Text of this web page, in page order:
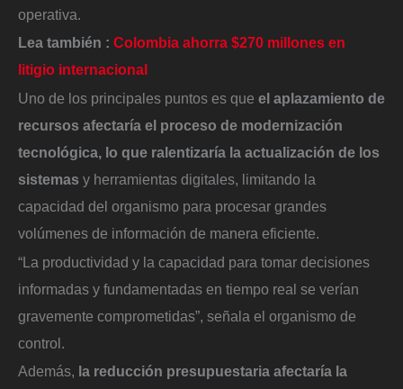
operativa.
Lea también : Colombia ahorra $270 millones en
litigio internacional
Uno de los principales puntos es que el aplazamiento de
recursos afectaría el proceso de modernización
tecnológica, lo que ralentizaría la actualización de los
sistemas y herramientas digitales, limitando la
capacidad del organismo para procesar grandes
volúmenes de información de manera eficiente.
“La productividad y la capacidad para tomar decisiones
informadas y fundamentadas en tiempo real se verían
gravemente comprometidas”, señala el organismo de
control.
Además, la reducción presupuestaria afectaría la